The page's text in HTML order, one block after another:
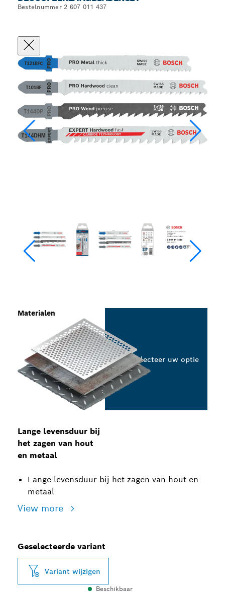
Bestelnummer 2 607 011 437
Lange levensduur bij
het zagen van hout
en metaal
Lange levensduur bij het zagen van hout en
metaal
View more
Materialen
Selecteer uw optie
Geselecteerde variant
Variant wijzigen
Beschikbaar